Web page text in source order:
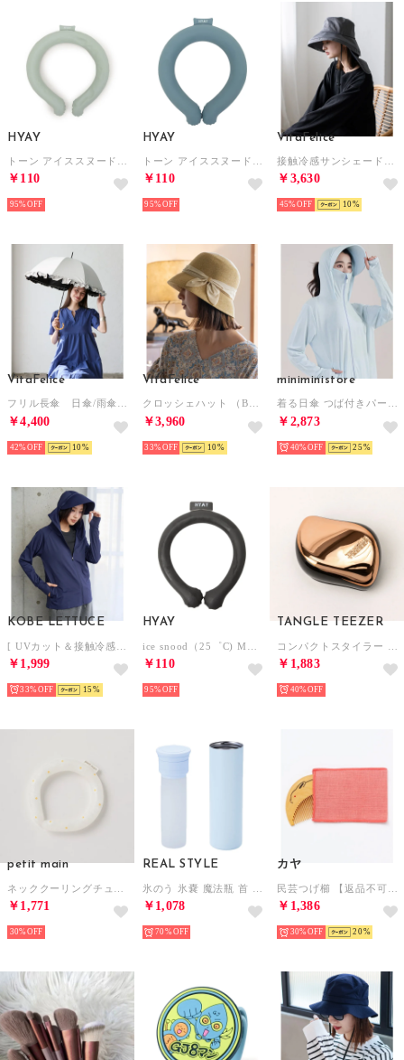
HYAY
￥110
95%
HYAY
￥110
95%
VitaFelice
￥3,630
45% 10
VitaFelice
￥4,400
42% 10
VitaFelice
￥3,960
33% 10
miniministore
￥2,873
40% 25
KOBE LETTUCE
￥1,999
33% 15
HYAY
￥110
95%
TANGLE TEEZER
￥1,883
40%
petit main
￥1,771
30%
REAL STYLE
￥1,078
70%
カヤ
￥1,386
30% 20